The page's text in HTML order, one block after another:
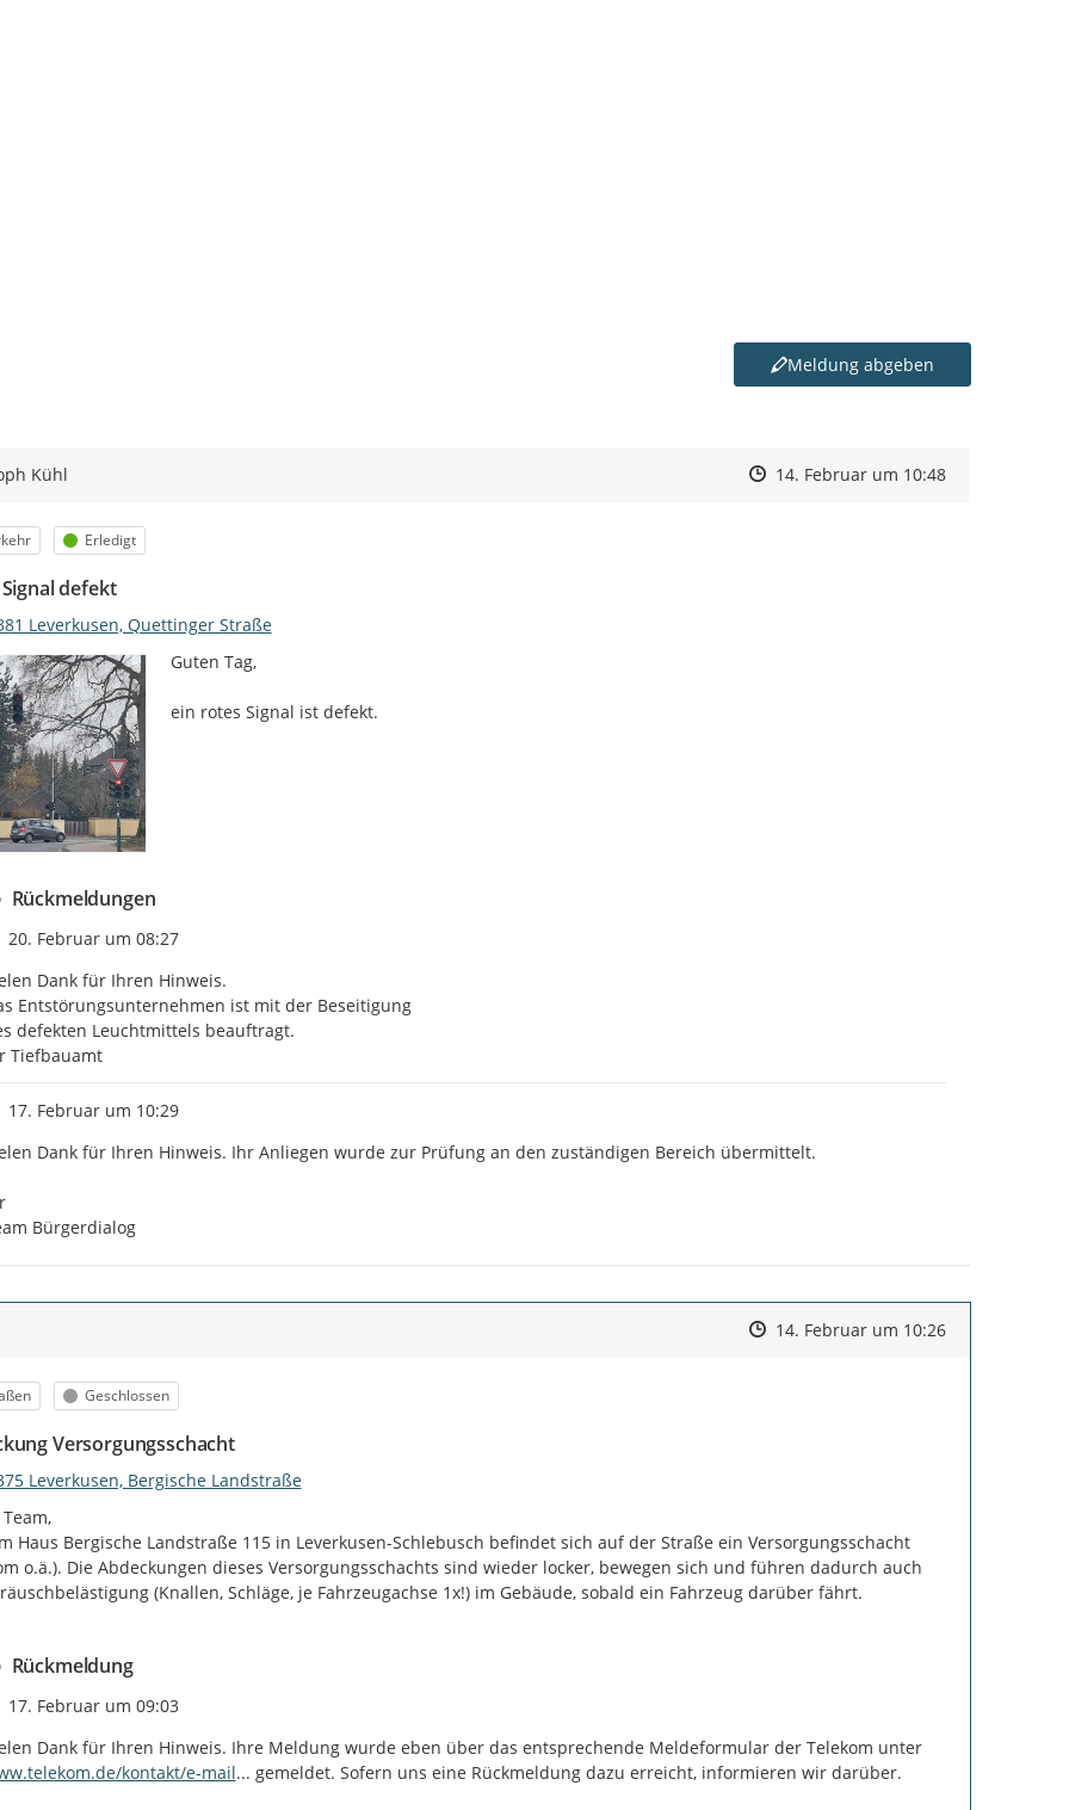
Meldung abgeben
Kühl Zeitpunkt des Erstellens
Zeitpunkt des Erstellens
14. Februar um 10:48Zur Äußerung
Status
Erledigt
defekt
Leverkusen, Quettinger Straße
Guten Tag,
ein rotes Signal ist defekt.
Rückmeldungen
Zeitpunkt des Erstellens
20. Februar um 08:27
Dank für Ihren Hinweis.
Entstörungsunternehmen ist mit der Beseitigung
defekten Leuchtmittels beauftragt.
Tiefbauamt
Zeitpunkt des Erstellens
17. Februar um 10:29
Dank für Ihren Hinweis. Ihr Anliegen wurde zur Prüfung an den zuständigen Bereich übermittelt.
Bürgerdialog
Zeitpunkt des Erstellens
Zeitpunkt des Erstellens
14. Februar um 10:26Zur Äußerung
Status
Geschlossen
Versorgungsschacht
Leverkusen, Bergische Landstraße
Haus Bergische Landstraße 115 in Leverkusen-Schlebusch befindet sich auf der Straße ein Versorgungsschacht
o.ä.). Die Abdeckungen dieses Versorgungsschachts sind wieder locker, bewegen sich und führen dadurch auch
(Knallen, Schläge, je Fahrzeugachse 1x!) im Gebäude, sobald ein Fahrzeug darüber fährt.
Rückmeldung
Zeitpunkt des Erstellens
17. Februar um 09:03
Dank für Ihren Hinweis. Ihre Meldung wurde eben über das entsprechende Meldeformular der Telekom unter
kontakt/e-mail-kontakt/festnetz/schadensmeldung-telekom-hilft?samChecked=true
... gemeldet. Sofern uns eine Rückmeldung dazu erreicht, informieren wir darüber.